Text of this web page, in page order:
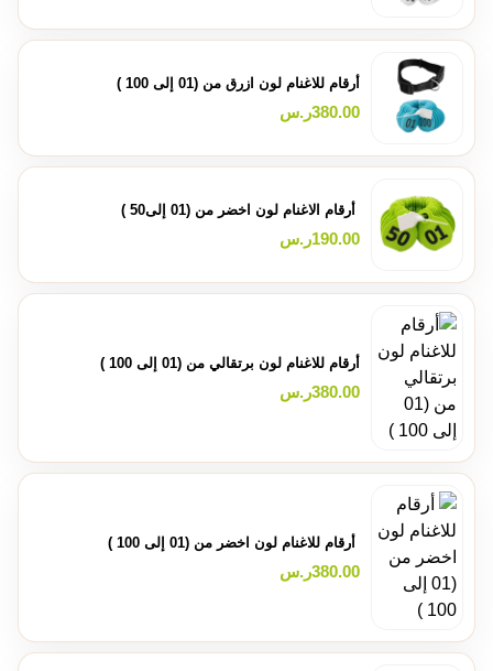
أرقام للاغنام لون ازرق من (01 إلى 100 )
380.00ر.س
أرقام الاغنام لون اخضر من (01 إلى50 )
190.00ر.س
أرقام للاغنام لون برتقالي من (01 إلى 100 )
380.00ر.س
أرقام للاغنام لون اخضر من (01 إلى 100 )
380.00ر.س